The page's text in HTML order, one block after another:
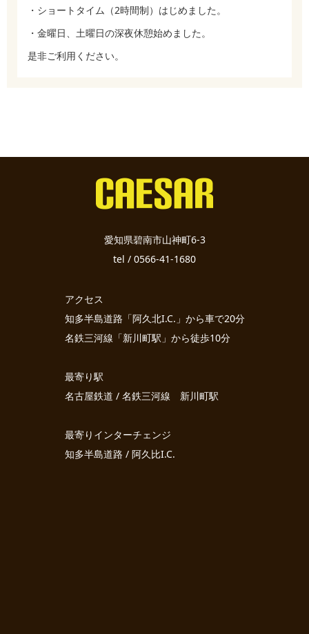
・ショートタイム（2時間制）はじめました。
・金曜日、土曜日の深夜休憩始めました。
是非ご利用ください。
愛知県碧南市山神町6-3
tel / 0566-41-1680
アクセス
知多半島道路「阿久北I.C.」から車で20分
名鉄三河線「新川町駅」から徒歩10分
最寄り駅
名古屋鉄道 / 名鉄三河線 新川町駅
最寄りインターチェンジ
知多半島道路 / 阿久比I.C.